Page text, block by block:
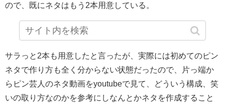
ので、既にネタはもう2本用意している。
サラっと2本も用意したと言ったが、実際には初めてのピン
ネタで作り方も全く分からない状態だったので、片っ端か
らピン芸人のネタ動画をyoutubeで見て、どういう構成、笑
いの取り方なのかを参考にしなんとかネタを作成すること